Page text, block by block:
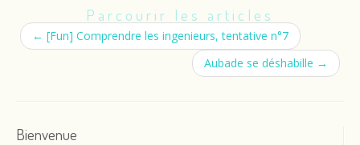
Parcourir les articles
← [Fun] Comprendre les ingenieurs, tentative n°7
Aubade se déshabille →
Bienvenue